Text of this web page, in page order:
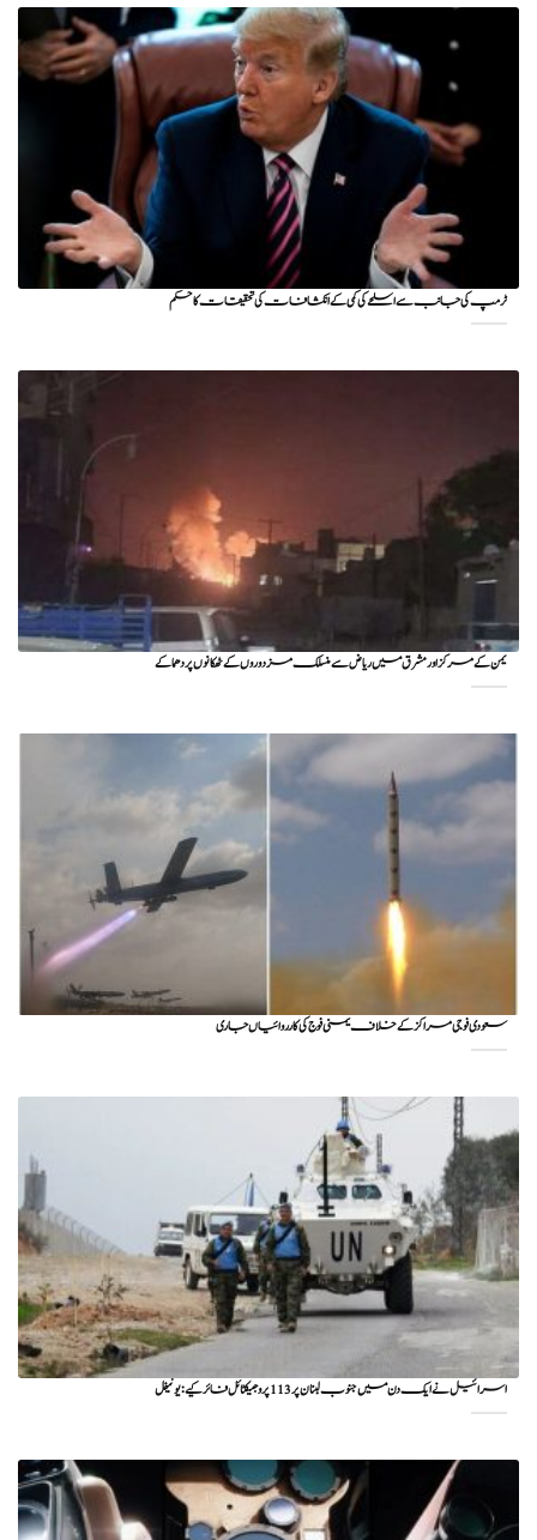
ٹرمپ کی جانب سے اسلحے کی کمی کے انکشافات کی تحقیقات کا حکم
یمن کے مرکز اور مشرق میں ریاض سے منسلک مزدوروں کے ٹھکانوں پر دھماکے
سعودی فوجی مراکز کے خلاف یمنی فوج کی کارروائیاں جاری
اسرائیل نے ایک دن میں جنوب لبنان پر 113 پروجیکٹائل فائر کیے: یونیفل